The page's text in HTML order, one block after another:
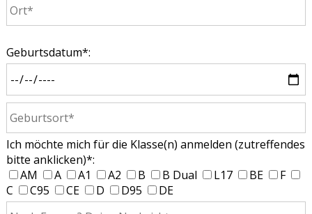
Geburtsdatum*:
Ich möchte mich für die Klasse(n) anmelden (zutreffendes
bitte anklicken)*:
AM
A A1 A2 B B Dual L17 BE
F
C
C95 CE D D95 DE